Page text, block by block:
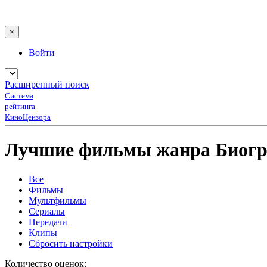
×
Войти
Расширенный поиск
Система
рейтинга
КиноЦензора
Лучшие фильмы жанра
Все
Фильмы
Мультфильмы
Сериалы
Передачи
Клипы
Сбросить настройки
Количество оценок: